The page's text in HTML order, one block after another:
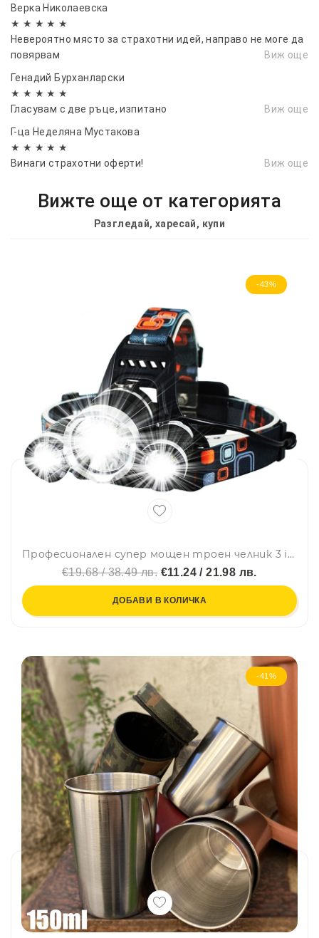
Верка Николаевска
★ ★ ★ ★ ★
Невероятно място за страхотни идей, направо не моге да
повярвам
Виж още
Генадий Бурханларски
★ ★ ★ ★ ★
Гласувам с две ръце, изпитано
Виж още
Г-ца Неделяна Мустакова
★ ★ ★ ★ ★
Винаги страхотни оферти!
Виж още
Вижте още от категорията
Разгледай, харесай, купи
-43%
Професионален супер мощен троен челник 3 in 1 T6 - Boruit Cree с двойна LiIon батерия
€19.68 / 38.49 лв.€11.24 / 21.98 лв.
ДОБАВИ В КОЛИЧКА
-41%